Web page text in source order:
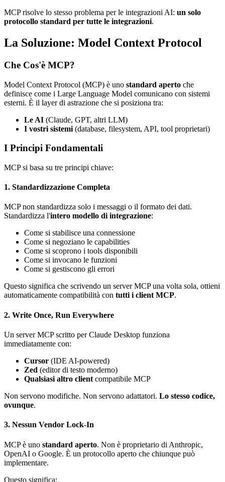
MCP risolve lo stesso problema per le integrazioni AI: un solo
protocollo standard per tutte le integrazioni.
La Soluzione: Model Context Protocol
Che Cos'è MCP?
Model Context Protocol (MCP) è uno standard aperto che
definisce come i Large Language Model comunicano con sistemi
esterni. È il layer di astrazione che si posiziona tra:
Le AI (Claude, GPT, altri LLM)
I vostri sistemi (database, filesystem, API, tool proprietari)
I Principi Fondamentali
MCP si basa su tre principi chiave:
1. Standardizzazione Completa
MCP non standardizza solo i messaggi o il formato dei dati.
Standardizza l'intero modello di integrazione:
Come si stabilisce una connessione
Come si negoziano le capabilities
Come si scoprono i tools disponibili
Come si invocano le funzioni
Come si gestiscono gli errori
Questo significa che scrivendo un server MCP una volta sola, ottieni
automaticamente compatibilità con tutti i client MCP.
2. Write Once, Run Everywhere
Un server MCP scritto per Claude Desktop funziona
immediatamente con:
Cursor (IDE AI-powered)
Zed (editor di testo moderno)
Qualsiasi altro client compatibile MCP
Non servono modifiche. Non servono adattatori. Lo stesso codice,
ovunque.
3. Nessun Vendor Lock-In
MCP è uno standard aperto. Non è proprietario di Anthropic,
OpenAI o Google. È un protocollo aperto che chiunque può
implementare.
Questo significa: